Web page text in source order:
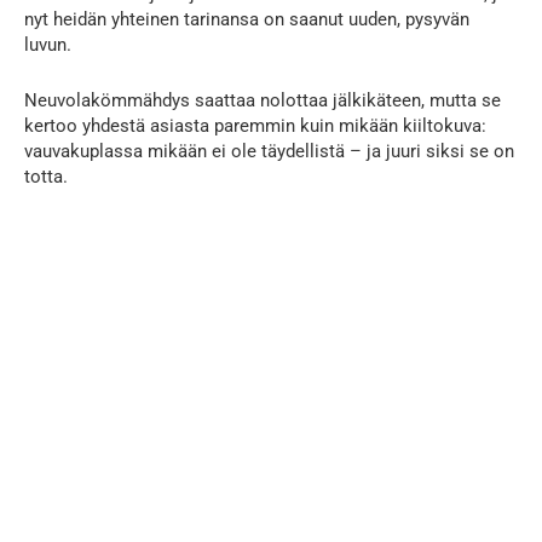
nyt heidän yhteinen tarinansa on saanut uuden, pysyvän
luvun.
Neuvolakömmähdys saattaa nolottaa jälkikäteen, mutta se
kertoo yhdestä asiasta paremmin kuin mikään kiiltokuva:
vauvakuplassa mikään ei ole täydellistä – ja juuri siksi se on
totta.